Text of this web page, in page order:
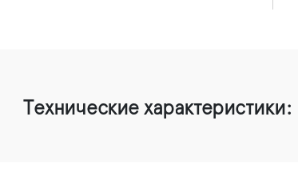
Технические характеристики: